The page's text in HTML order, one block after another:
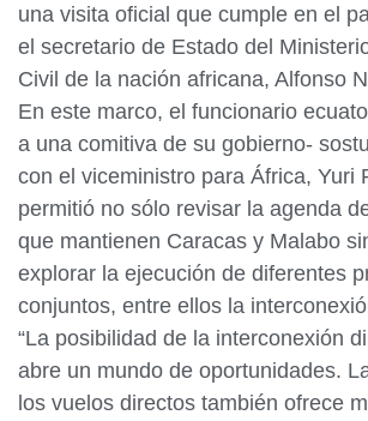
una visita oficial que cumple en el
el secretario de Estado del
Civil de la nación africana, Alfonso
En este marco, el funcionario
a una comitiva de su gobierno-
con el viceministro para África, Yuri
permitió no sólo revisar la agenda
que mantienen Caracas y Malabo
explorar la ejecución de diferentes
conjuntos, entre ellos la
“La posibilidad de la interconexión
abre un mundo de oportunidades.
los vuelos directos también ofrece